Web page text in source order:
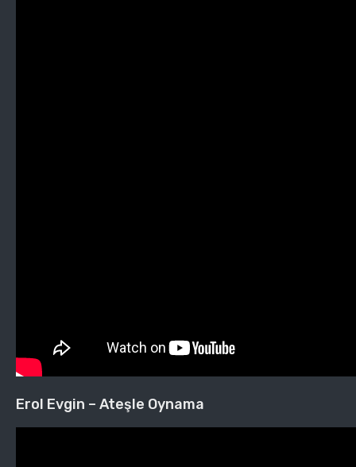
Erol Evgin – Ateşle Oynama